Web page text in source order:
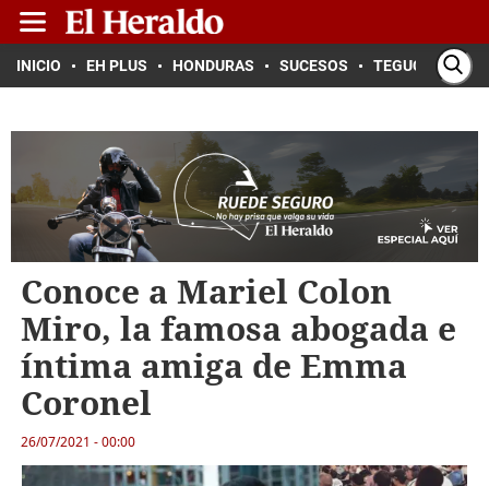
INICIO EH PLUS HONDURAS SUCESOS TEGUCIGALPA
Conoce a Mariel Colon
Miro, la famosa abogada e
íntima amiga de Emma
Coronel
26/07/2021 - 00:00